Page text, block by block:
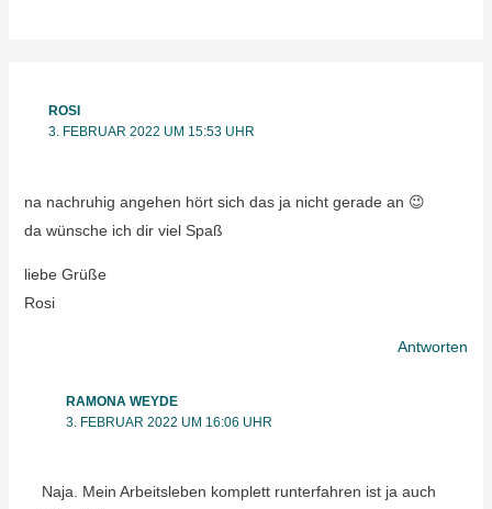
ROSI
3. FEBRUAR 2022 UM 15:53 UHR
na nachruhig angehen hört sich das ja nicht gerade an 😉
da wünsche ich dir viel Spaß
liebe Grüße
Rosi
Antworten
RAMONA WEYDE
3. FEBRUAR 2022 UM 16:06 UHR
Naja. Mein Arbeitsleben komplett runterfahren ist ja auch